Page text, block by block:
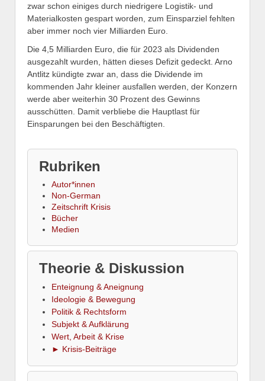
zwar schon einiges durch niedrigere Logistik- und
Materialkosten gespart worden, zum Einsparziel fehlten
aber immer noch vier Milliarden Euro.
Die 4,5 Milliarden Euro, die für 2023 als Dividenden
ausgezahlt wurden, hätten dieses Defizit gedeckt. Arno
Antlitz kündigte zwar an, dass die Dividende im
kommenden Jahr kleiner ausfallen werden, der Konzern
werde aber weiterhin 30 Prozent des Gewinns
ausschütten. Damit verbliebe die Hauptlast für
Einsparungen bei den Beschäftigten.
Rubriken
Autor*innen
Non-German
Zeitschrift Krisis
Bücher
Medien
Theorie & Diskussion
Enteignung & Aneignung
Ideologie & Bewegung
Politik & Rechtsform
Subjekt & Aufklärung
Wert, Arbeit & Krise
► Krisis-Beiträge